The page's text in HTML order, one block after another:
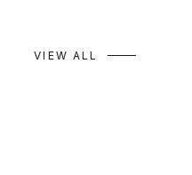
VIEW ALL